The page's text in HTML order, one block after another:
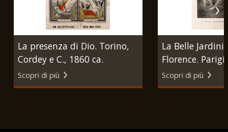
La presenza di Dio. Torino,
Cordey e C., 1860 ca.
Scopri di più
La Belle
Florence.
Gaspard Louis
Desnoyers,
Scopri di più